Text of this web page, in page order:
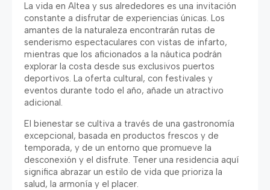
La vida en Altea y sus alrededores es una invitación
constante a disfrutar de experiencias únicas. Los
amantes de la naturaleza encontrarán rutas de
senderismo espectaculares con vistas de infarto,
mientras que los aficionados a la náutica podrán
explorar la costa desde sus exclusivos puertos
deportivos. La oferta cultural , con festivales y
eventos durante todo el año, añade un atractivo
adicional .
El bienestar se cultiva a través de una gastronomía
excepcional, basada en productos frescos y de
temporada, y de un entorno que promueve la
desconexión y el disfrute. Tener una residencia aquí
significa abrazar un estilo de vida que prioriza la
salud, la armonía y el placer.